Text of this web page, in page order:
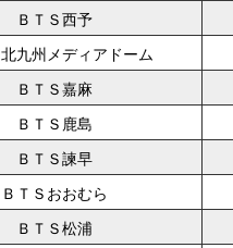
ＢＴＳ西予
九州メディアドーム
ＢＴＳ嘉麻
ＢＴＳ鹿島
ＢＴＳ諫早
ＢＴＳおおむら
ＢＴＳ松浦